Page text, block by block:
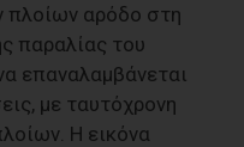
αρόδο στη
παραλίας του
επαναλαμβάνεται
με ταυτόχρονη
Η εικόνα